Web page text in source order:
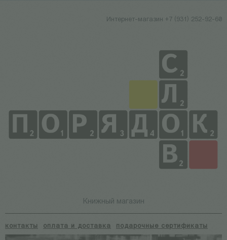
Интернет-магазин +7 (931) 252-92-60
Книжный магазин
контакты оплата и доставка подарочные сертификаты